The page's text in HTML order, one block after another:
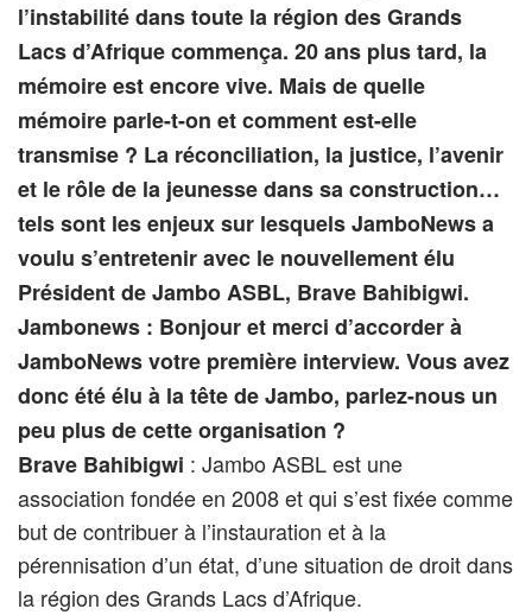
l’instabilité dans toute la région des Grands
Lacs d’Afrique commença. 20 ans plus tard, la
mémoire est encore vive. Mais de quelle
mémoire parle-t-on et comment est-elle
transmise ? La réconciliation, la justice, l’avenir
et le rôle de la jeunesse dans sa construction…
tels sont les enjeux sur lesquels JamboNews a
voulu s’entretenir avec le nouvellement élu
Président de Jambo ASBL, Brave Bahibigwi.
Jambonews : Bonjour et merci d’accorder à
JamboNews votre première interview. Vous avez
donc été élu à la tête de Jambo, parlez-nous un
peu plus de cette organisation ?
Brave Bahibigwi : Jambo ASBL est une
association fondée en 2008 et qui s’est fixée comme
but de contribuer à l’instauration et à la
pérennisation d’un état, d’une situation de droit dans
la région des Grands Lacs d’Afrique.